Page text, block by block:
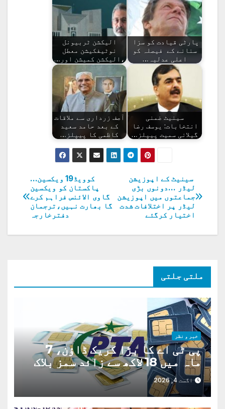
پارٹی قیادت کو سزا
سنانے کے فیصلہ کو
اعلی عدلیہ…
الیکشن ٹربیونل
نوٹیفکیشن معطل
،الیکشن کمیشن اور…
سینیٹ ضمنی
انتخابات: یوسف رضا
گیلانی سمیت پیپلز…
آصف زرداری سے ملاقات
کے بعد حامد سعید
کاظمی کا پیپلز…
پوسٹوں
کی
نیویگیشن
کوویڈ19 ویکسین…
پاکستان کو ویکسین
گاوی الائنس فراہم کرے
گا بھارت نہیں،ترجمان
دفترخارجہ
سینیٹ کے اپوزیشن
لیڈر …دونوں بڑی
جماعتوں میں اپوزیشن
لیڈر پر اختلافات شدت
اختیار کرگئے
ملتی جلتی
خبر و نظر
پی ٹی اے کا بڑا کریک ڈاؤن، 7
ماہ میں 18 لاکھ سے زائد سمز بلاک
اگست 4, 2026